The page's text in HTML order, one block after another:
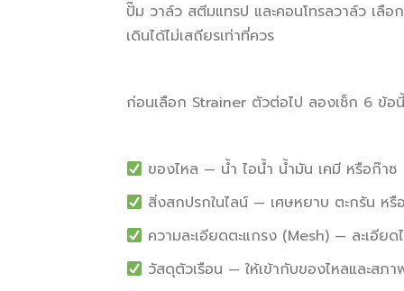
ปั๊ม วาล์ว สตีมแทรป และคอนโทรลวาล์ว เลื
เดินได้ไม่เสถียรเท่าที่ควร
ก่อนเลือก Strainer ตัวต่อไป ลองเช็ก 6 ข้
ของไหล — น้ำ ไอน้ำ น้ำมัน เคมี หรือก๊าซ
สิ่งสกปรกในไลน์ — เศษหยาบ ตะกรัน หรื
ความละเอียดตะแกรง (Mesh) — ละเอี
วัสดุตัวเรือน — ให้เข้ากับของไหลและสภา